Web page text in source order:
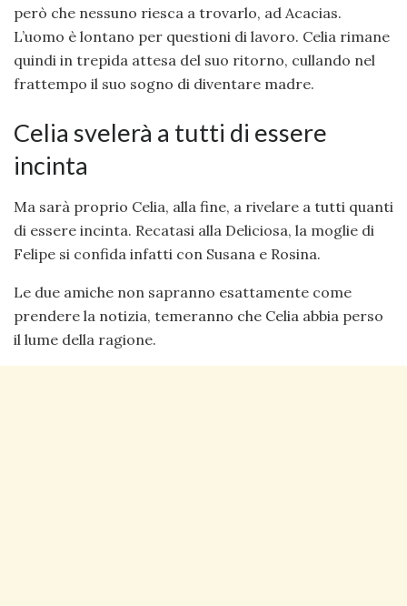
però che nessuno riesca a trovarlo, ad Acacias.
L’uomo è lontano per questioni di lavoro. Celia rimane
quindi in trepida attesa del suo ritorno, cullando nel
frattempo il suo sogno di diventare madre.
Celia svelerà a tutti di essere
incinta
Ma sarà proprio Celia, alla fine, a rivelare a tutti quanti
di essere incinta. Recatasi alla Deliciosa, la moglie di
Felipe si confida infatti con Susana e Rosina.
Le due amiche non sapranno esattamente come
prendere la notizia, temeranno che Celia abbia perso
il lume della ragione.